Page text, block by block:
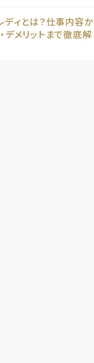
ディとは？仕事内容か
デメリットまで徹底解